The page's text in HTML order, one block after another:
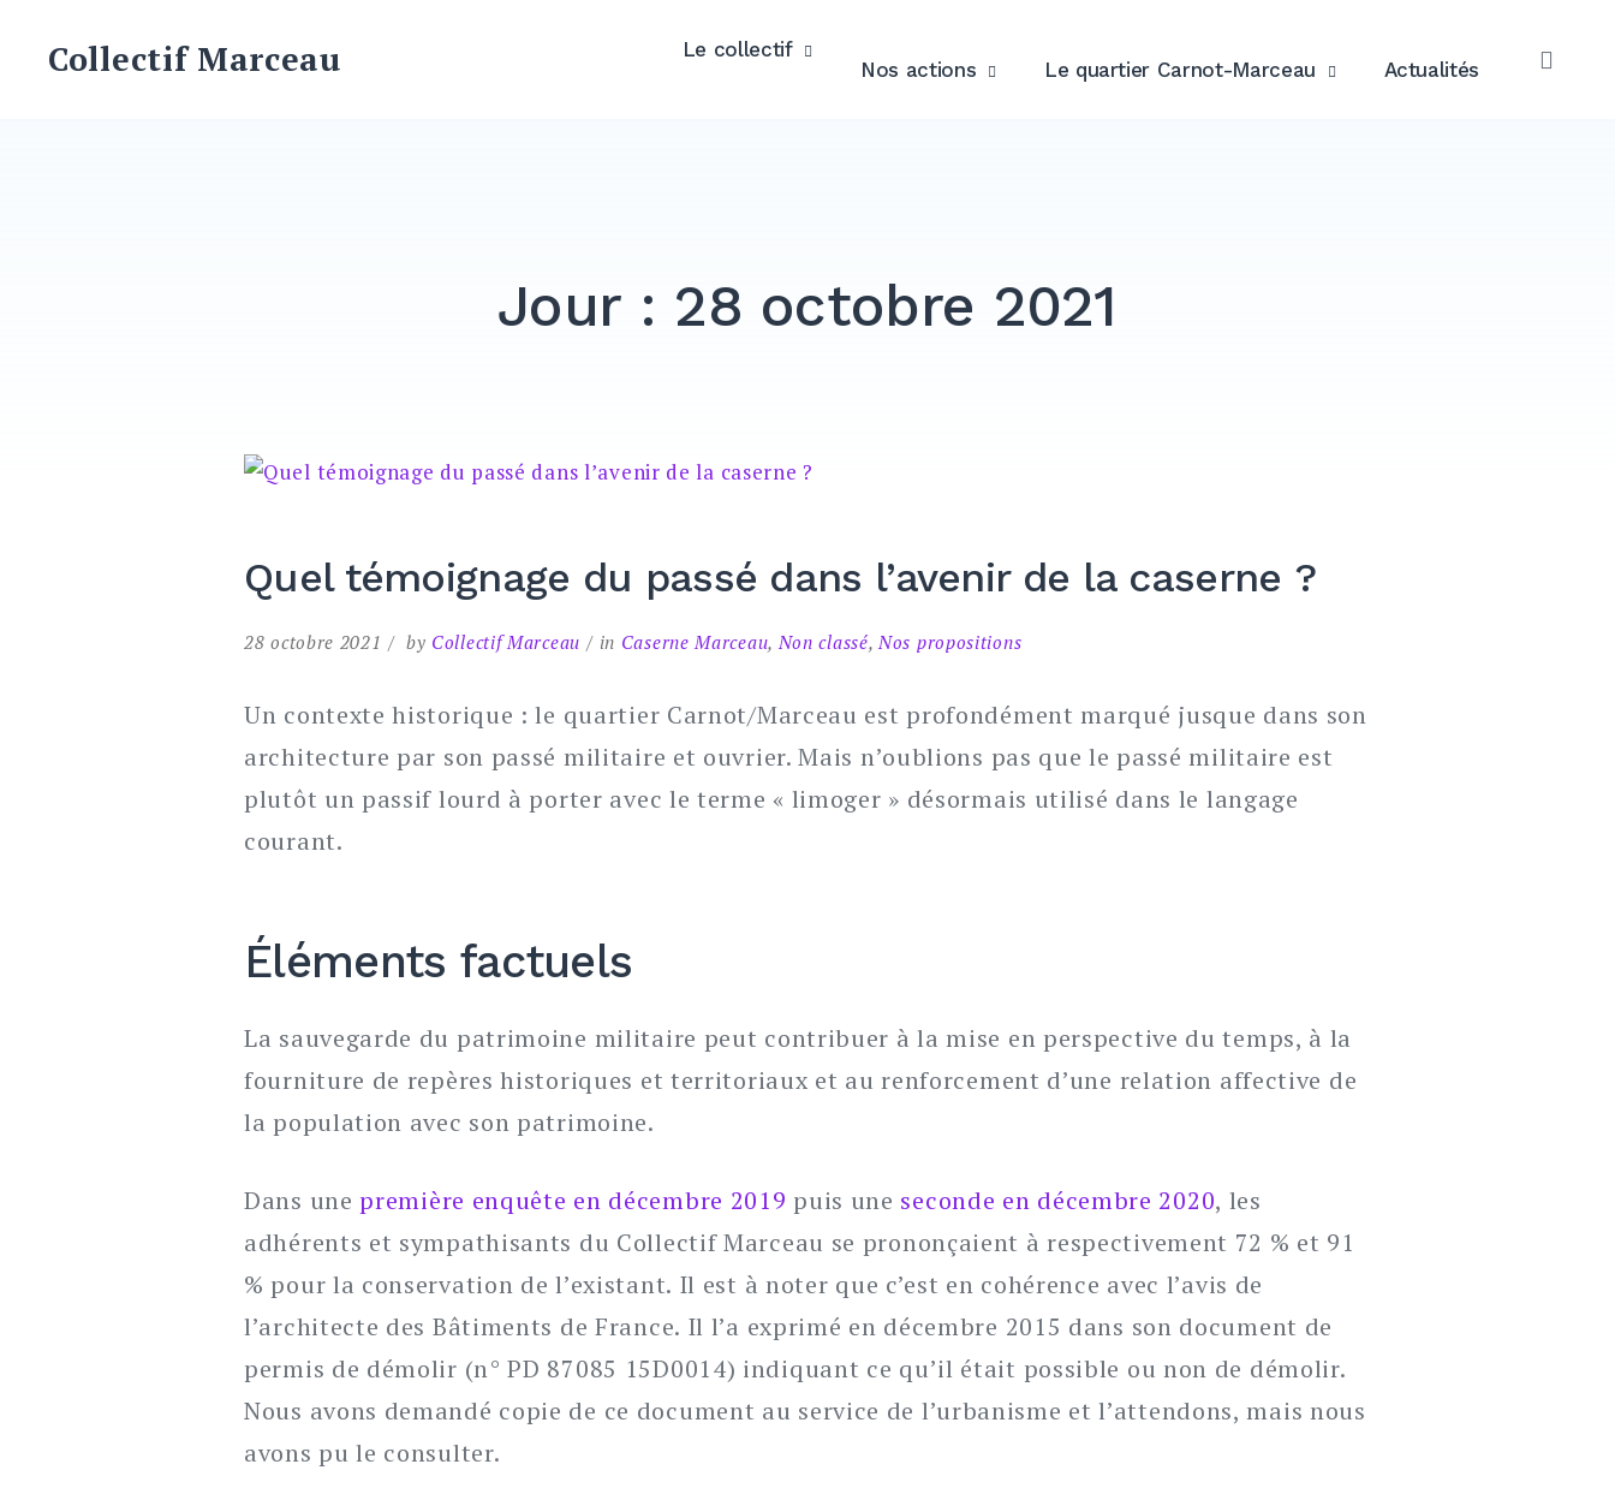
Collectif Marceau
Le collectif
Nos actions
Le quartier Carnot-Marceau Actualités
Jour : 28 octobre 2021
Quel témoignage du passé dans l’avenir de la caserne ?
28 octobre 2021 by Collectif Marceau in Caserne Marceau,Non classé,Nos propositions
Un contexte historique : le quartier Carnot/Marceau est profondément marqué jusque dans son
architecture par son passé militaire et ouvrier. Mais n’oublions pas que le passé militaire est
plutôt un passif lourd à porter avec le terme « limoger » désormais utilisé dans le langage
courant.
Éléments factuels
La sauvegarde du patrimoine militaire peut contribuer à la mise en perspective du temps, à la
fourniture de repères historiques et territoriaux et au renforcement d’une relation affective de
la population avec son patrimoine.
Dans unepremière enquête en décembre 2019 puis une seconde en décembre 2020, les
adhérents et sympathisants du Collectif Marceau se prononçaient à respectivement 72 % et 91
% pour la conservation de l’existant. Il est à noter que c’est en cohérence avec l’avis de
l’architecte des Bâtiments de France. Il l’a exprimé en décembre 2015 dans son document de
permis de démolir (n° PD 87085 15D0014) indiquant ce qu’il était possible ou non de démolir.
Nous avons demandé copie de ce document au service de l’urbanisme et l’attendons, mais nous
avons pu le consulter.